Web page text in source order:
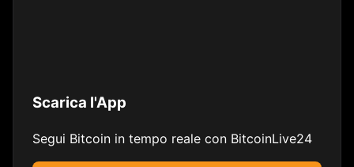
Scarica l'App
Segui Bitcoin in tempo reale con BitcoinLive24